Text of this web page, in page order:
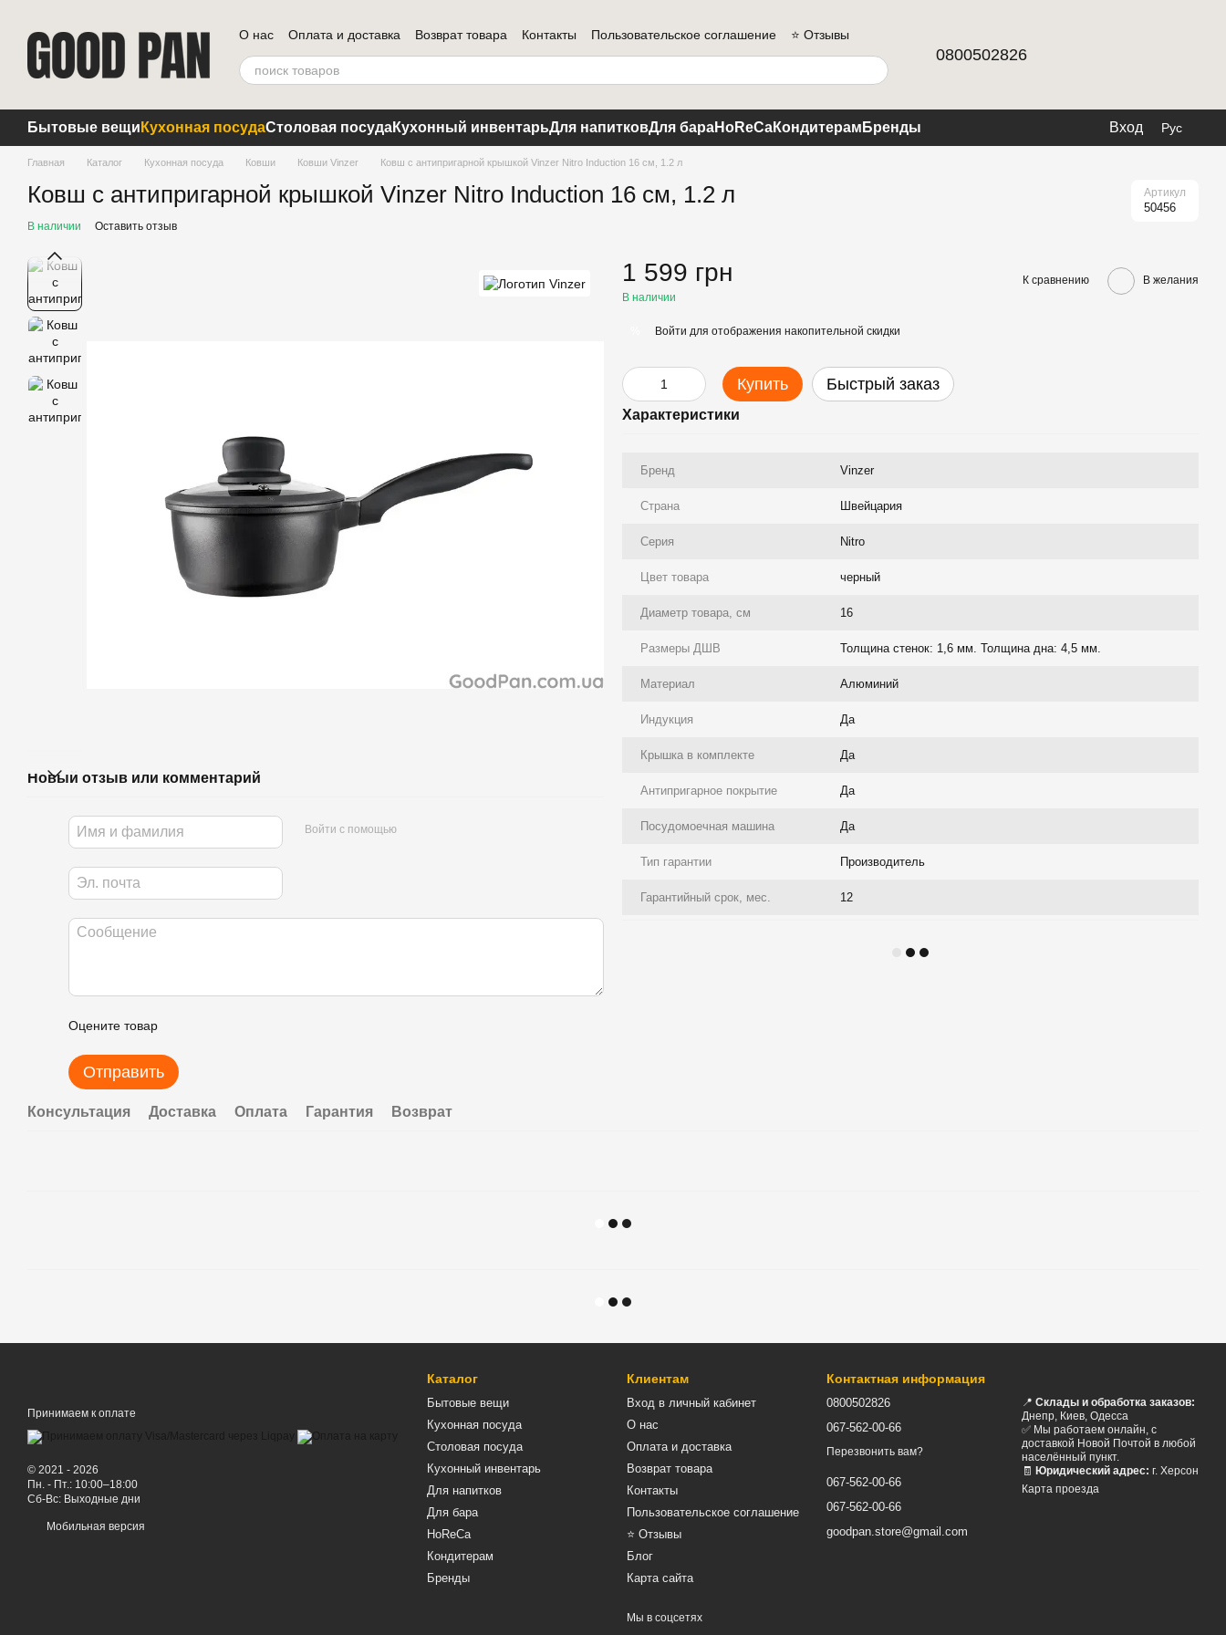
О нас
Оплата и доставка Возврат товара Контакты Пользовательское соглашение
⭐ Отзывы
Блог
0800502826
Бытовые вещи Кухонная посудаСтоловая посудаКухонный инвентарьДля напитковДля бараHoReCaКондитерам Бренды Вход Рус
Главная Каталог Кухонная посуда Ковши Ковши Vinzer Ковш с антипригарной крышкой Vinzer Nitro Induction 16 см, 1.2 л
Ковш с антипригарной крышкой Vinzer Nitro Induction 16 см, 1.2 л Артикул
50456
В наличии Оставить отзыв
Новый отзыв или комментарий
Войти с помощью
Оцените товар
Отправить
1 599 грн
В наличии
К сравнению В желания
Войти для отображения накопительной скидки
Купить Быстрый заказ
Характеристики
Бренд Vinzer
Страна Швейцария
Серия Nitro
Цвет товара черный
Диаметр товара, см 16
Размеры ДШВ Толщина стенок: 1,6 мм. Толщина дна: 4,5 мм.
Материал Алюминий
Индукция Да
Крышка в комплекте Да
Антипригарное покрытие Да
Посудомоечная машина Да
Тип гарантии Производитель
Гарантийный срок, мес. 12
Консультация Доставка Оплата Гарантия Возврат
Принимаем к оплате
© 2021 - 2026
Пн. - Пт.: 10:00–18:00
Сб-Вс: Выходные дни
Мобильная версия
Каталог
Бытовые вещи
Кухонная посуда
Столовая посуда
Кухонный инвентарь
Для напитков
Для бара
HoReCa
Кондитерам
Бренды
Клиентам
Вход в личный кабинет
О нас
Оплата и доставка
Возврат товара
Контакты
Пользовательское соглашение
⭐ Отзывы
Блог
Карта сайта
Мы в соцсетях
Контактная информация
0800502826
067-562-00-66
Перезвонить вам?
067-562-00-66
067-562-00-66
goodpan.store@gmail.com
📍 Склады и обработка заказов:
Днепр, Киев, Одесса
✅ Мы работаем онлайн, с
доставкой Новой Почтой в любой
населённый пункт.
🧾 Юридический адрес: г. Херсон
Карта проезда